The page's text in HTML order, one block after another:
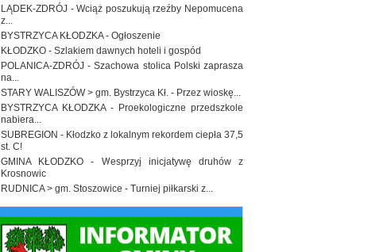
LĄDEK-ZDRÓJ - Wciąż poszukują rzeźby Nepomucena
z...
BYSTRZYCA KŁODZKA - Ogłoszenie
KŁODZKO - Szlakiem dawnych hoteli i gospód
POLANICA-ZDRÓJ - Szachowa stolica Polski zaprasza
na...
STARY WALISZÓW > gm. Bystrzyca Kł. - Przez wioskę...
BYSTRZYCA KŁODZKA - Proekologiczne przedszkole
nabiera...
SUBREGION - Kłodzko z lokalnym rekordem ciepła 37,5
st. C!
GMINA KŁODZKO - Wesprzyj inicjatywę druhów z
Krosnowic
RUDNICA > gm. Stoszowice - Turniej piłkarski z...